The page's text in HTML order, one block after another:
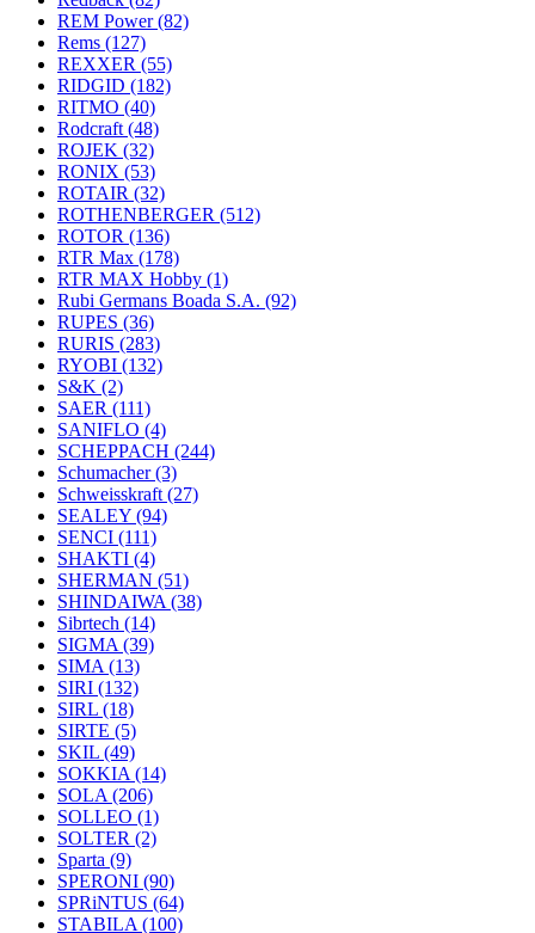
REM Power(82)
Rems (127)
REXXER (55)
RIDGID (182)
RITMO (40)
Rodcraft (48)
ROJEK (32)
RONIX (53)
ROTAIR (32)
ROTHENBERGER (512)
ROTOR (136)
RTR Max (178)
RTR MAX Hobby (1)
Rubi Germans Boada S.A. (92)
RUPES (36)
RURIS (283)
RYOBI (132)
S&K (2)
SAER (111)
SANIFLO (4)
SCHEPPACH (244)
Schumacher(3)
Schweisskraft (27)
SEALEY (94)
SENCI (111)
SHAKTI (4)
SHERMAN (51)
SHINDAIWA (38)
Sibrtech (14)
SIGMA (39)
SIMA (13)
SIRI (132)
SIRL (18)
SIRTE (5)
SKIL (49)
SOKKIA (14)
SOLA (206)
SOLLEO (1)
SOLTER (2)
Sparta (9)
SPERONI (90)
SPRiNTUS (64)
STABILA (100)